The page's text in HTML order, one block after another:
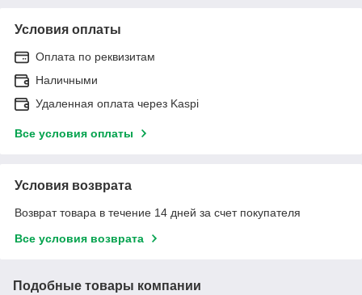
Условия оплаты
Оплата по реквизитам
Наличными
Удаленная оплата через Kaspi
Все условия оплаты
Условия возврата
Возврат товара в течение 14 дней за счет покупателя
Все условия возврата
Подобные товары компании